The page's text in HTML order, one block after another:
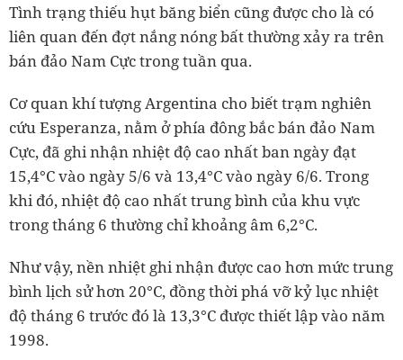
Tình trạng thiếu hụt băng biển cũng được cho là có
liên quan đến đợt nắng nóng bất thường xảy ra trên
bán đảo Nam Cực trong tuần qua.
Cơ quan khí tượng Argentina cho biết trạm nghiên
cứu Esperanza, nằm ở phía đông bắc bán đảo Nam
Cực, đã ghi nhận nhiệt độ cao nhất ban ngày đạt
15,4°C vào ngày 5/6 và 13,4°C vào ngày 6/6. Trong
khi đó, nhiệt độ cao nhất trung bình của khu vực
trong tháng 6 thường chỉ khoảng âm 6,2°C.
Như vậy, nền nhiệt ghi nhận được cao hơn mức trung
bình lịch sử hơn 20°C, đồng thời phá vỡ kỷ lục nhiệt
độ tháng 6 trước đó là 13,3°C được thiết lập vào năm
1998.